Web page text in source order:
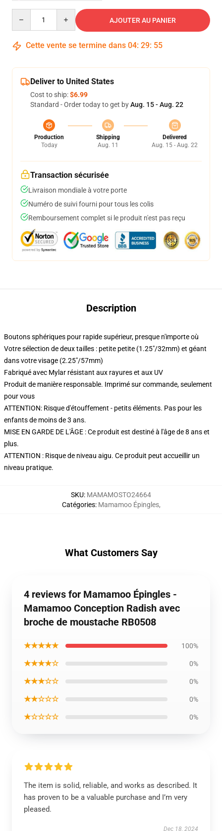
AJOUTER AU PANIER
Cette vente se termine dans 04: 29: 54
Deliver to United States
Cost to ship:$6.99
Standard - Order today to get byAug. 15 - Aug. 22
Production
Today
Shipping
Aug. 11
Delivered
Aug. 15 - Aug. 22
Transaction sécurisée
Livraison mondiale à votre porte
Numéro de suivi fourni pour tous les colis
Remboursement complet si le produit n'est pas reçu
Description
Boutons sphériques pour rapide supérieur, presque n'importe où
Votre sélection de deux tailles : petite petite (1.25"/32mm) et géant
dans votre visage (2.25"/57mm)
Fabriqué avec Mylar résistant aux rayures et aux UV
Produit de manière responsable. Imprimé sur commande, seulement
pour vous
ATTENTION: Risque d'étouffement - petits éléments. Pas pour les
enfants de moins de 3 ans.
MISE EN GARDE DE L'ÂGE : Ce produit est destiné à l'âge de 8 ans et
plus.
ATTENTION : Risque de niveau aigu. Ce produit peut accueillir un
niveau pratique.
SKU: MAMAMOSTO24664
Catégories: Mamamoo Épingles,
What Customers Say
4 reviews for Mamamoo Épingles -
Mamamoo Conception Radish avec
broche de moustache RB0508
★★★★★ 100%
★★★★☆ 0%
★★★☆☆ 0%
★★☆☆☆ 0%
★☆☆☆☆ 0%
The item is solid, reliable, and works as described. It
has proven to be a valuable purchase and I’m very
pleased.
Dec 18, 2024